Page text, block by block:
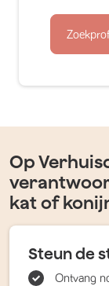
Op
kat of
Steun de
Ontvang